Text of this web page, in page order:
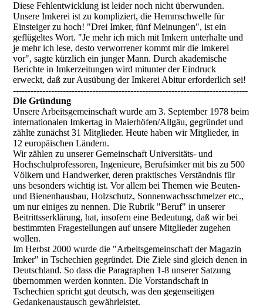
Diese Fehlentwicklung ist leider noch nicht überwunden.
Unsere Imkerei ist zu kompliziert, die Hemmschwelle für
Einsteiger zu hoch! "Drei Imker, fünf Meinungen", ist ein
geflügeltes Wort. "Je mehr ich mich mit Imkern unterhalte und
je mehr ich lese, desto verworrener kommt mir die Imkerei
vor", sagte kürzlich ein junger Mann. Durch akademische
Berichte in Imkerzeitungen wird mitunter der Eindruck
erweckt, daß zur Ausübung der Imkerei Abitur erforderlich sei!
--------------------------------------------------------------------------------
Die Gründung
Unsere Arbeitsgemeinschaft wurde am 3. September 1978 beim
internationalen Imkertag in Maierhöfen/Allgäu, gegründet und
zählte zunächst 31 Mitglieder. Heute haben wir Mitglieder, in
12 europäischen Ländern.
Wir zählen zu unserer Gemeinschaft Universitäts- und
Hochschulprofessoren, Ingenieure, Berufsimker mit bis zu 500
Völkern und Handwerker, deren praktisches Verständnis für
uns besonders wichtig ist. Vor allem bei Themen wie Beuten-
und Bienenhausbau, Holzschutz, Sonnenwachsschmelzer etc.,
um nur einiges zu nennen. Die Rubrik "Beruf" in unserer
Beitrittsserklärung, hat, insofern eine Bedeutung, daß wir bei
bestimmten Fragestellungen auf unsere Mitglieder zugehen
wollen.
Im Herbst 2000 wurde die "Arbeitsgemeinschaft der Magazin
Imker" in Tschechien gegründet. Die Ziele sind gleich denen in
Deutschland. So dass die Paragraphen 1-8 unserer Satzung
übernommen werden konnten. Die Vorstandschaft in
Tschechien spricht gut deutsch, was den gegenseitigen
Gedankenaustausch gewährleistet.